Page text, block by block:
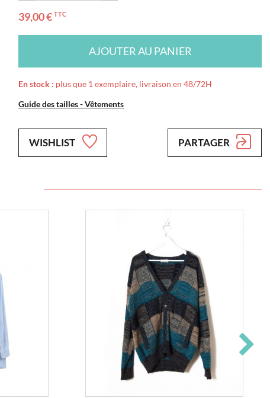
39,00 €TTC
AJOUTER AU PANIER
En stock : plus que 1 exemplaire, livraison en 48/72H
Guide des tailles - Vêtements
WISHLIST PARTAGER